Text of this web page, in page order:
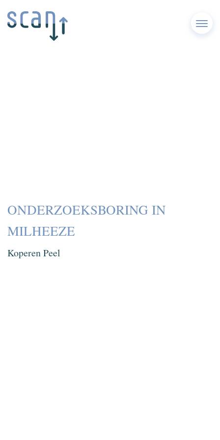
Menu
ONDERZOEKSBORING IN
MILHEEZE
Koperen Peel